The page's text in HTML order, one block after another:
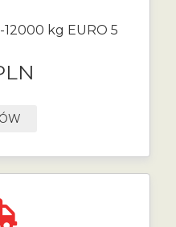
12000 kg EURO 5